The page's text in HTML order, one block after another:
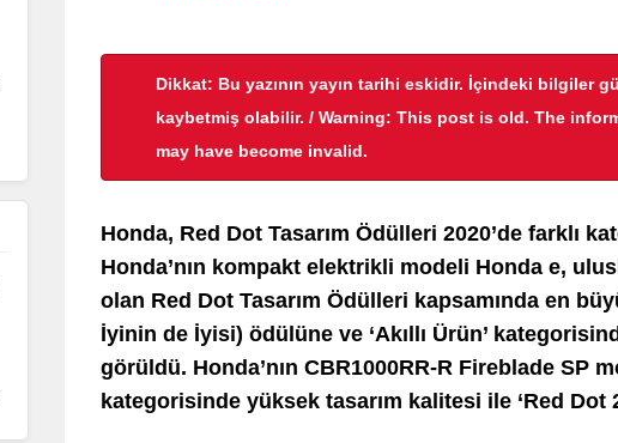
Dikkat: Bu yazının yayın tarihi eskidir. İçindeki bilgiler
kaybetmiş olabilir. / Warning: This post is old. The
may have become invalid.
Honda, Red Dot Tasarım Ödülleri 2020’de farklı
Honda’nın kompakt elektrikli modeli Honda e,
olan Red Dot Tasarım Ödülleri kapsamında en
İyinin de İyisi) ödülüne ve ‘Akıllı Ürün’
görüldü. Honda’nın CBR1000RR-R Fireblade SP
kategorisinde yüksek tasarım kalitesi ile ‘Red Dot